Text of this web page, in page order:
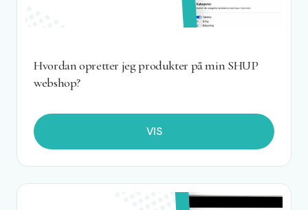
Hvordan opretter jeg produkter på min SHUP
webshop?
VIS